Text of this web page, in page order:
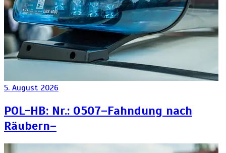
5. August 2026
POL-HB: Nr.: 0507–Fahndung nach
Räubern–